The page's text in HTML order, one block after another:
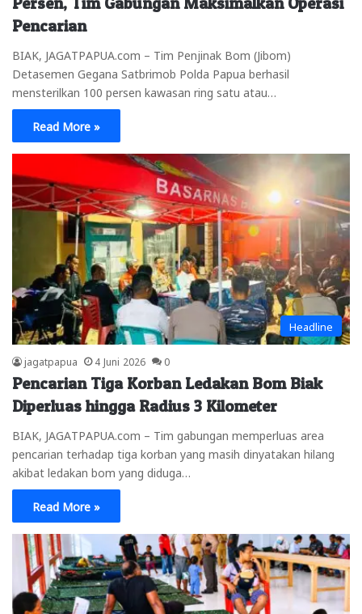
Pencarian
BIAK, JAGATPAPUA.com – Tim Penjinak Bom (Jibom)
Detasemen Gegana Satbrimob Polda Papua berhasil
mensterilkan 100 persen kawasan ring satu atau…
Read More »
Headline
jagatpapua 4 Juni 2026 0
Pencarian Tiga Korban Ledakan Bom Biak
Diperluas hingga Radius 3 Kilometer
BIAK, JAGATPAPUA.com – Tim gabungan memperluas area
pencarian terhadap tiga korban yang masih dinyatakan hilang
akibat ledakan bom yang diduga…
Read More »